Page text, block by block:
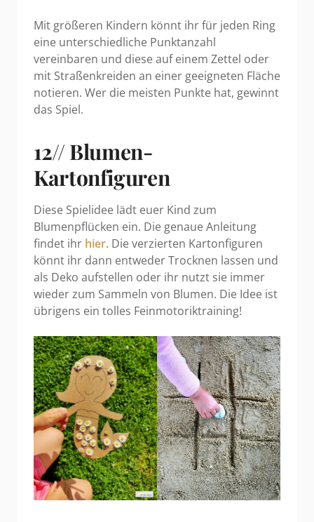
Mit größeren Kindern könnt ihr für jeden Ring
eine unterschiedliche Punktanzahl
vereinbaren und diese auf einem Zettel oder
mit Straßenkreiden an einer geeigneten Fläche
notieren. Wer die meisten Punkte hat, gewinnt
das Spiel.
12// Blumen-
Kartonfiguren
Diese Spielidee lädt euer Kind zum
Blumenpflücken ein. Die genaue Anleitung
findet ihr hier. Die verzierten Kartonfiguren
könnt ihr dann entweder Trocknen lassen und
als Deko aufstellen oder ihr nutzt sie immer
wieder zum Sammeln von Blumen. Die Idee ist
übrigens ein tolles Feinmotoriktraining!